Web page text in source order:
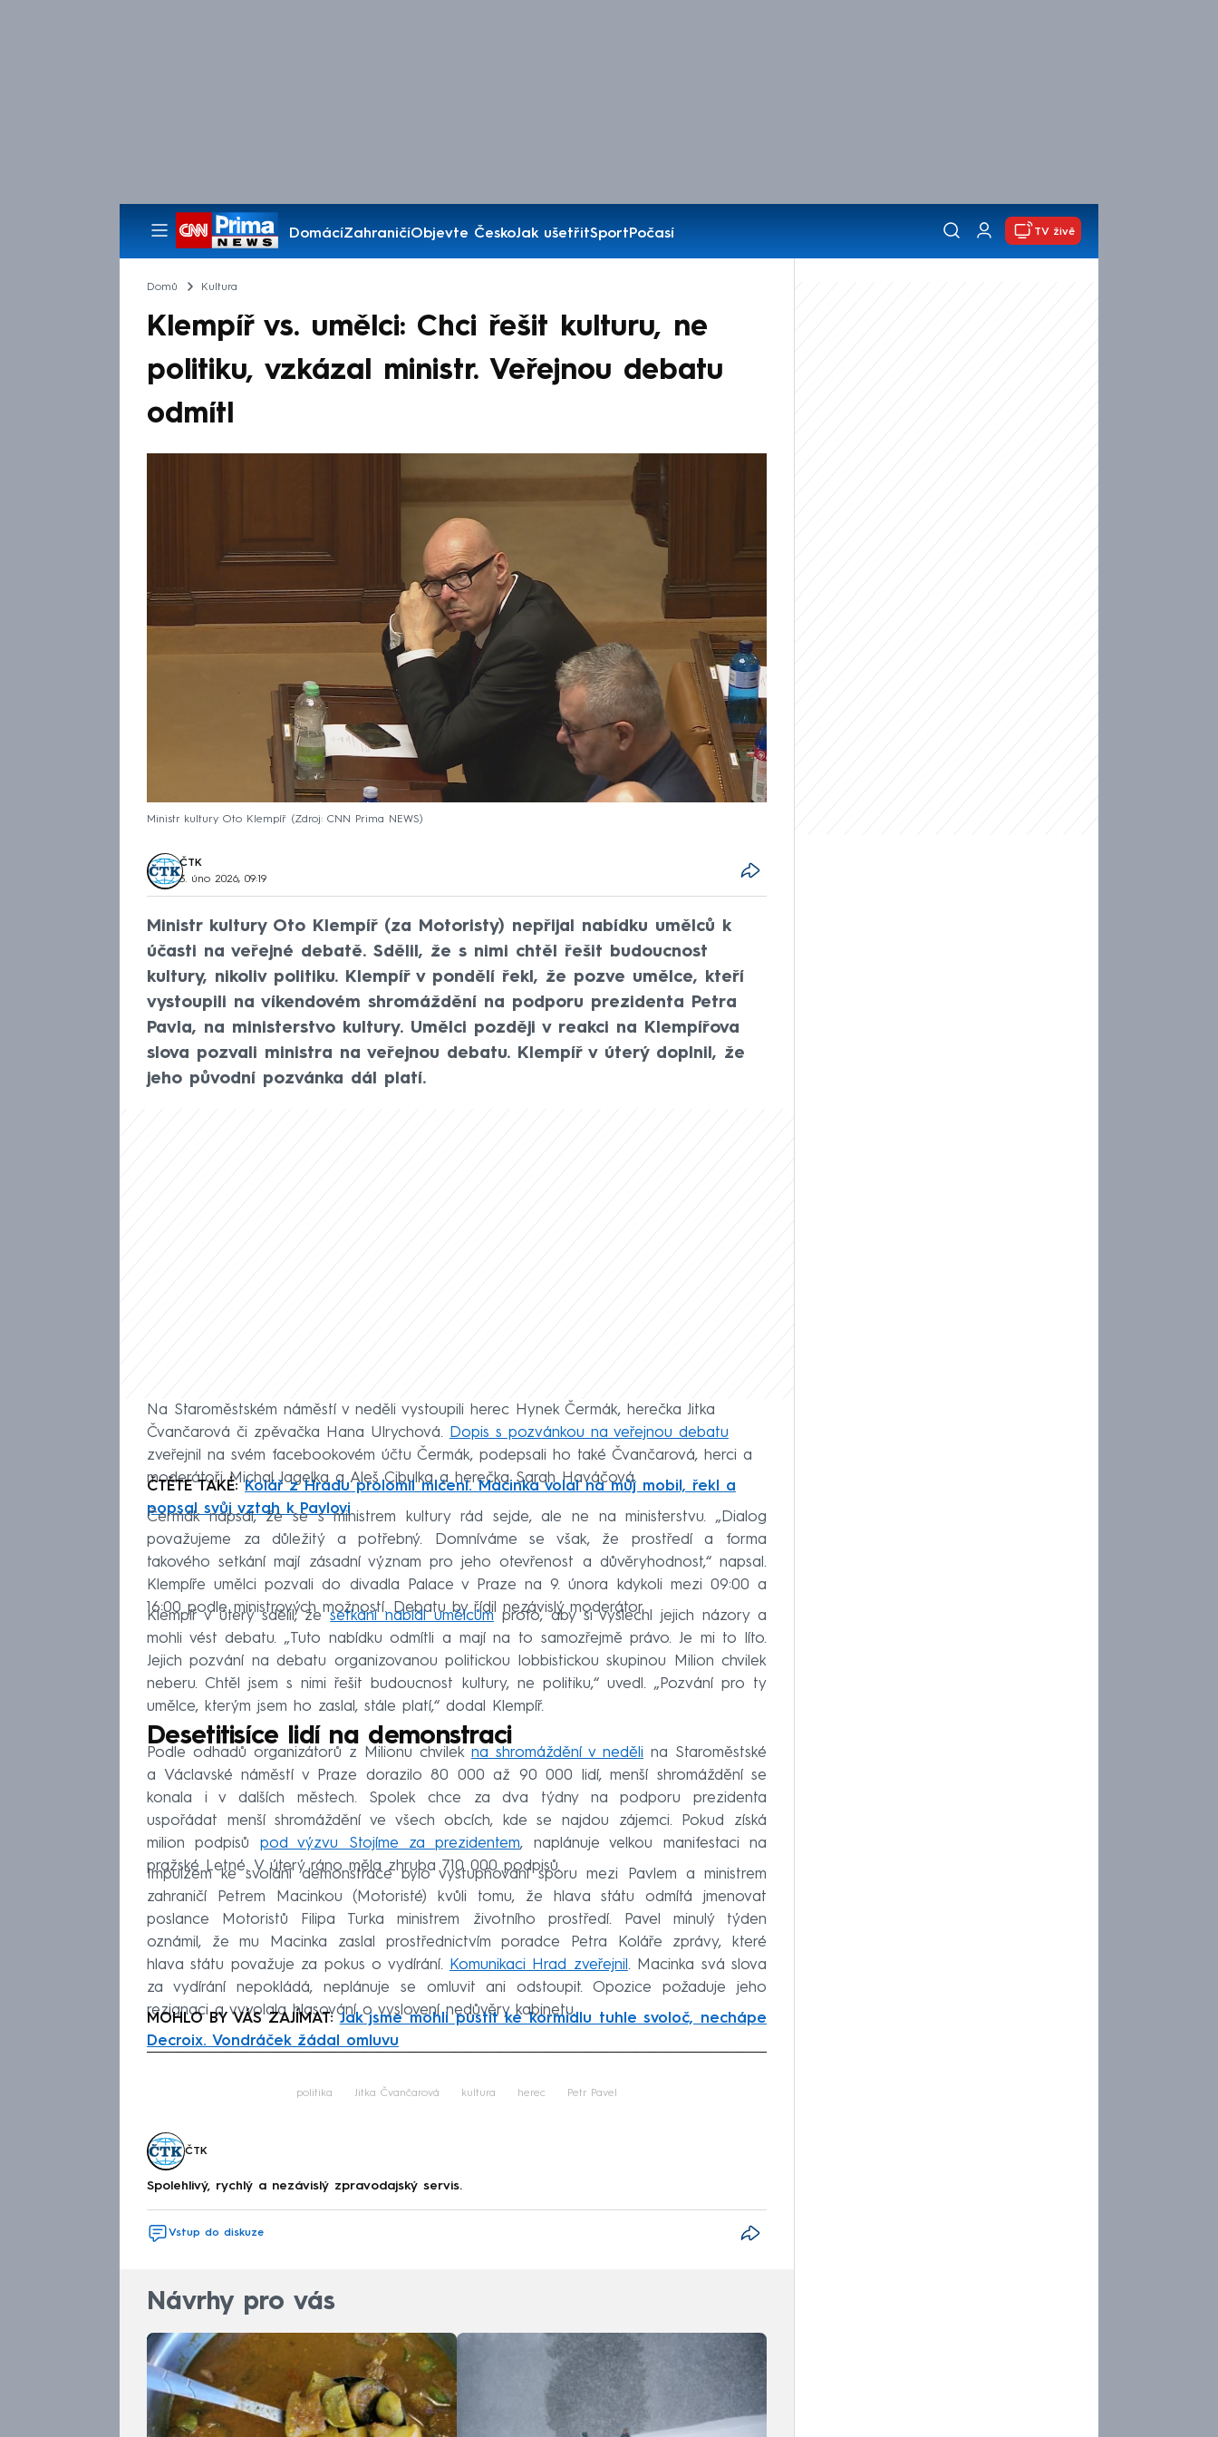
DomácíZahraničíObjevte ČeskoJak ušetřitSportPočasí
Pořady
TV živě
Domů Kultura
Klempíř vs. umělci: Chci řešit kulturu, ne
politiku, vzkázal ministr. Veřejnou debatu
odmítl
Ministr kultury Oto Klempíř Zdroj: CNN Prima NEWS
ČTK
3. úno 2026, 09:19
Ministr kultury Oto Klempíř (za Motoristy) nepřijal nabídku umělců k
účasti na veřejné debatě. Sdělil, že s nimi chtěl řešit budoucnost
kultury, nikoliv politiku. Klempíř v pondělí řekl, že pozve umělce, kteří
vystoupili na víkendovém shromáždění na podporu prezidenta Petra
Pavla, na ministerstvo kultury. Umělci později v reakci na Klempířova
slova pozvali ministra na veřejnou debatu. Klempíř v úterý doplnil, že
jeho původní pozvánka dál platí.
Na Staroměstském náměstí v neděli vystoupili herec Hynek Čermák, herečka Jitka
Čvančarová či zpěvačka Hana Ulrychová. Dopis s pozvánkou na veřejnou debatu
zveřejnil na svém facebookovém účtu Čermák, podepsali ho také Čvančarová, herci a
moderátoři Michal Jagelka a Aleš Cibulka a herečka Sarah Haváčová.
ČTĚTE TAKÉ:
Kolář z Hradu prolomil mlčení. Macinka volal na můj mobil, řekl a
popsal svůj vztah k Pavlovi
Čermák napsal, že se s ministrem kultury rád sejde, ale ne na ministerstvu. „Dialog
považujeme za důležitý a potřebný. Domníváme se však, že prostředí a forma
takového setkání mají zásadní význam pro jeho otevřenost a důvěryhodnost,“ napsal.
Klempíře umělci pozvali do divadla Palace v Praze na 9. února kdykoli mezi 09:00 a
16:00 podle ministrových možností. Debatu by řídil nezávislý moderátor.
Klempíř v úterý sdělil, žesetkání nabídl umělcůmproto, aby si vyslechl jejich názory a
mohli vést debatu. „Tuto nabídku odmítli a mají na to samozřejmě právo. Je mi to líto.
Jejich pozvání na debatu organizovanou politickou lobbistickou skupinou Milion chvilek
neberu. Chtěl jsem s nimi řešit budoucnost kultury, ne politiku,“ uvedl. „Pozvání pro ty
umělce, kterým jsem ho zaslal, stále platí,“ dodal Klempíř.
Desetitisíce lidí na demonstraci
Podle odhadů organizátorů z Milionu chvilek na shromáždění v neděli na Staroměstské
a Václavské náměstí v Praze dorazilo 80 000 až 90 000 lidí, menší shromáždění se
konala i v dalších městech. Spolek chce za dva týdny na podporu prezidenta
uspořádat menší shromáždění ve všech obcích, kde se najdou zájemci. Pokud získá
milion podpisů pod výzvu Stojíme za prezidentem, naplánuje velkou manifestaci na
pražské Letné. V úterý ráno měla zhruba 710 000 podpisů.
Impulzem ke svolání demonstrace bylo vystupňování sporu mezi Pavlem a ministrem
zahraničí Petrem Macinkou (Motoristé) kvůli tomu, že hlava státu odmítá jmenovat
poslance Motoristů Filipa Turka ministrem životního prostředí. Pavel minulý týden
oznámil, že mu Macinka zaslal prostřednictvím poradce Petra Koláře zprávy, které
hlava státu považuje za pokus o vydírání. Komunikaci Hrad zveřejnil . Macinka svá slova
za vydírání nepokládá, neplánuje se omluvit ani odstoupit. Opozice požaduje jeho
rezignaci a vyvolala hlasování o vyslovení nedůvěry kabinetu.
MOHLO BY VÁS ZAJÍMAT:Jak jsme mohli pustit ke kormidlu tuhle svoloč, nechápe
Decroix. Vondráček žádal omluvu
politika Jitka Čvančarová kultura herec Petr Pavel
ČTK
Spolehlivý, rychlý a nezávislý zpravodajský servis.
Vstup do diskuze
Návrhy pro vás